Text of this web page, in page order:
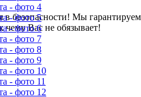
в безопасности! Мы
Вас не обязывает!